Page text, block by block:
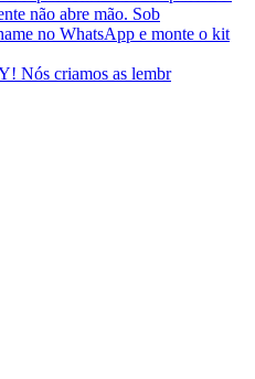
Nós criamos as lembr